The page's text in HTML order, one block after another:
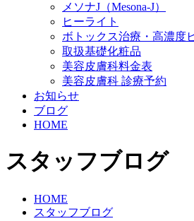
メソナJ（Mesona-J）
ヒーライト
ボトックス治療・高濃度
取扱基礎化粧品
美容皮膚科料金表
美容皮膚科 診療予約
お知らせ
ブログ
HOME
スタッフブログ
HOME
スタッフブログ